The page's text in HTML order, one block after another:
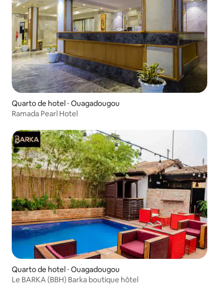
Quarto de hotel ⋅ Ouagadougou
Ramada Pearl Hotel
Quarto de hotel ⋅ Ouagadougou
Le BARKA (BBH) Barka boutique hôtel